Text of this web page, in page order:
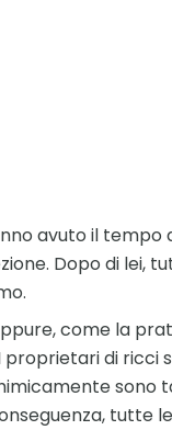
avuto il
Dopo di lei,
come la
proprietari di ricci
sono
tutte